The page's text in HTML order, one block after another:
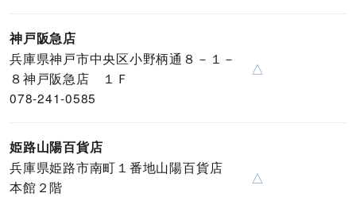
神戸阪急店
兵庫県神戸市中央区小野柄通８－１－
８神戸阪急店 １Ｆ
078-241-0585
△
姫路山陽百貨店
兵庫県姫路市南町１番地山陽百貨店
本館２階
△